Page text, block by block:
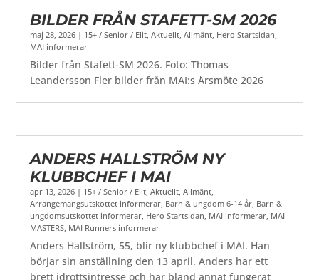
BILDER FRÅN STAFETT-SM 2026
maj 28, 2026 | 15+ / Senior / Elit,Aktuellt,Allmänt, Hero Startsidan,
MAI informerar
Bilder från Stafett-SM 2026. Foto: Thomas
Leandersson Fler bilder från MAI:s Årsmöte 2026
ANDERS HALLSTRÖM NY
KLUBBCHEF I MAI
apr 13, 2026 | 15+ / Senior / Elit,Aktuellt,Allmänt,
Arrangemangsutskottet informerar, Barn & ungdom 6-14 år, Barn &
ungdomsutskottet informerar, Hero Startsidan, MAI informerar, MAI
MASTERS, MAI Runners informerar
Anders Hallström, 55, blir ny klubbchef i MAI. Han
börjar sin anställning den 13 april. Anders har ett
brett idrottsintresse och har bland annat fungerat